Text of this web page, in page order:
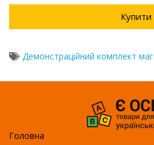
Купити
Демонстраційний комплект
Головна